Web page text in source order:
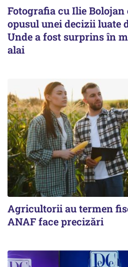
Fotografia cu Ilie Bolojan
opusul unei decizii luate
Unde a fost surprins în
alai
Agricultorii au termen
ANAF face precizări